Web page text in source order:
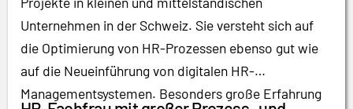
Unternehmen in der Schweiz. Sie versteht sich auf
die Optimierung von HR-Prozessen ebenso gut wie
auf die Neueinführung von digitalen HR-
Managementsystemen. Besonders große Erfahrung